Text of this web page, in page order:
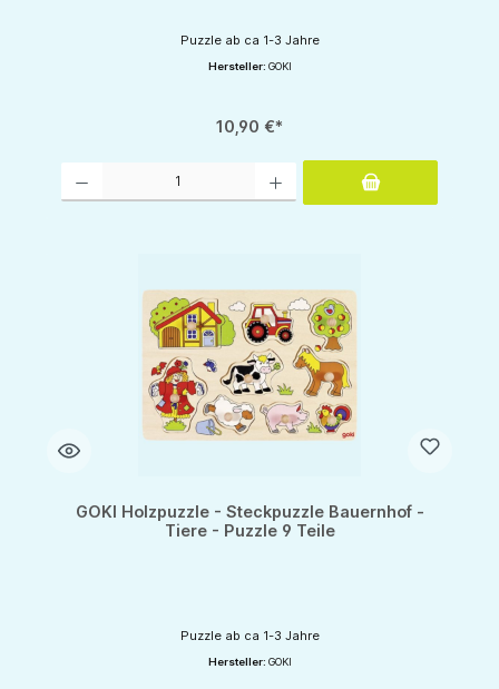
Puzzle ab ca 1-3 Jahre
Hersteller: GOKI
10,90 €*
GOKI Holzpuzzle - Steckpuzzle Bauernhof -
Tiere - Puzzle 9 Teile
Puzzle ab ca 1-3 Jahre
Hersteller: GOKI